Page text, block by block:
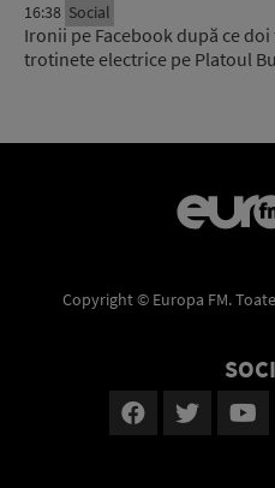
16:38 Social
Ironii pe Facebook după ce
trotinete electrice pe Platoul
Copyright © Europa FM.